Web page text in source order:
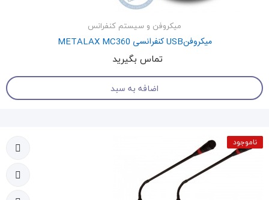
میکروفن و سیستم کنفرانس
میکروفنUSB کنفرانسی METALAX MC360
تماس بگیرید
اضافه به سبد
ناموجود